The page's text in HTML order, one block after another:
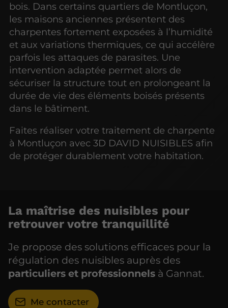
bois. Dans certains quartiers de Montluçon,
les maisons anciennes présentent des
charpentes fortement exposées à l’humidité
et aux variations thermiques, ce qui accélère
parfois les attaques de parasites. Une
intervention adaptée permet alors de
sécuriser la structure tout en prolongeant la
durée de vie des éléments boisés présents
dans le bâtiment.
Faites réaliser votre traitement de charpente
à Montluçon avec 3D DAVID NUISIBLES afin
de protéger durablement votre habitation.
La maîtrise des nuisibles pour
retrouver votre tranquillité
Je propose des solutions efficaces pour la
régulation des nuisibles auprès des
particuliers et professionnels à Gannat.
Me contacter